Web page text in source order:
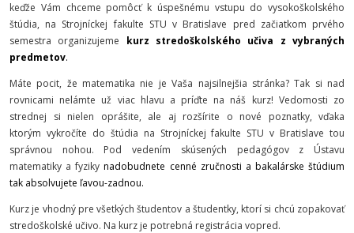
keďže Vám chceme pomôcť k úspešnému vstupu do vysokoškolského
štúdia, na Strojníckej fakulte STU v Bratislave pred začiatkom prvého
semestra organizujeme kurz stredoškolského učiva z vybraných
predmetov.
Máte pocit, že matematika nie je Vaša najsilnejšia stránka? Tak si nad
rovnicami nelámte už viac hlavu a príďte na náš kurz! Vedomosti zo
strednej si nielen oprášite, ale aj rozšírite o nové poznatky, vďaka
ktorým vykročíte do štúdia na Strojníckej fakulte STU v Bratislave tou
správnou nohou. Pod vedením skúsených pedagógov z Ústavu
matematiky a fyziky nadobudnete cenné zručnosti a bakalárske štúdium
tak absolvujete ľavou-zadnou.
Kurz je vhodný pre všetkých študentov a študentky, ktorí si chcú zopakovať
stredoškolské učivo. Na kurz je potrebná registrácia vopred.